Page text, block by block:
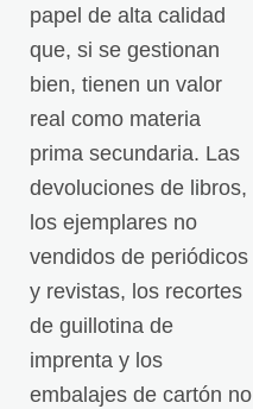
papel de alta calidad
que, si se gestionan
bien, tienen un valor
real como materia
prima secundaria. Las
devoluciones de libros,
los ejemplares no
vendidos de periódicos
y revistas, los recortes
de guillotina de
imprenta y los
embalajes de cartón no